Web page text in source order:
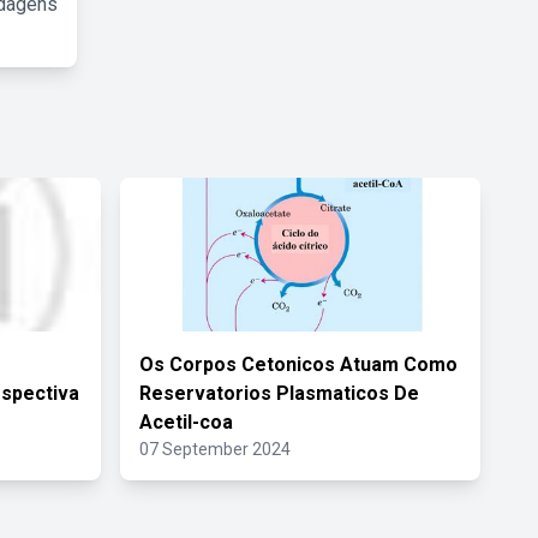
Os Corpos Cetonicos Atuam Como
Reservatorios Plasmaticos De
Acetil-coa
07 September 2024